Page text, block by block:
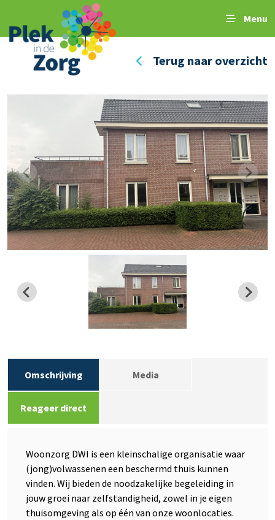
Menu
Terug naar overzicht
Omschrijving Media
Reageer direct
Woonzorg DWI is een kleinschalige organisatie waar
(jong)volwassenen een beschermd thuis kunnen
vinden. Wij bieden de noodzakelijke begeleiding in
jouw groei naar zelfstandigheid, zowel in je eigen
thuisomgeving als op één van onze woonlocaties.